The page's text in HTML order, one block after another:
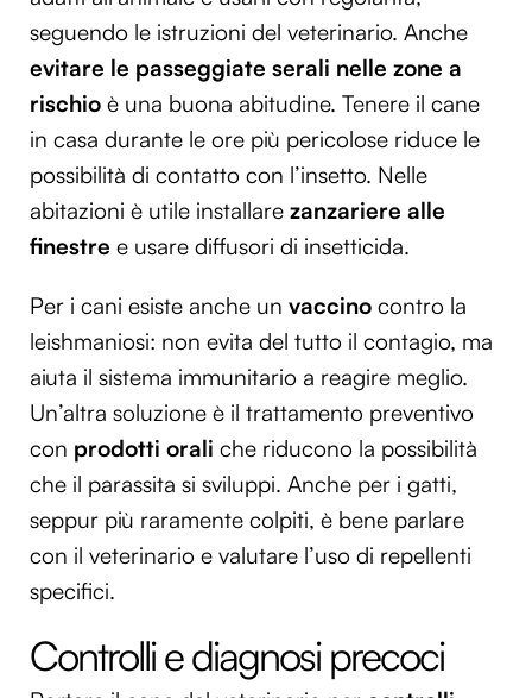
seguendo le istruzioni del veterinario. Anche
evitare le passeggiate serali nelle zone a
rischio è una buona abitudine. Tenere il cane
in casa durante le ore più pericolose riduce le
possibilità di contatto con l’insetto. Nelle
abitazioni è utile installare zanzariere alle
finestre e usare diffusori di insetticida.
Per i cani esiste anche un vaccino contro la
leishmaniosi: non evita del tutto il contagio, ma
aiuta il sistema immunitario a reagire meglio.
Un’altra soluzione è il trattamento preventivo
con prodotti orali che riducono la possibilità
che il parassita si sviluppi. Anche per i gatti,
seppur più raramente colpiti, è bene parlare
con il veterinario e valutare l’uso di repellenti
specifici.
Controlli e diagnosi precoci